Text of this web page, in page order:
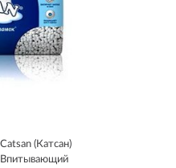
Catsan (Катсан)
Впитывающий